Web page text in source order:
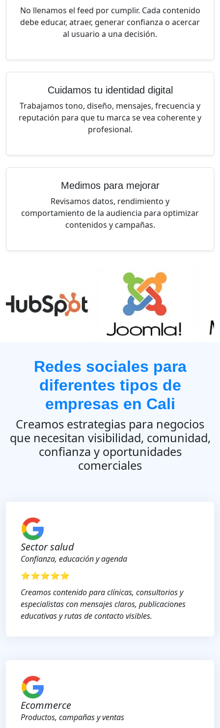
No llenamos el feed por cumplir. Cada contenido
debe educar, atraer, generar confianza o acercar
al usuario a una decisión.
Cuidamos tu identidad digital
Trabajamos tono, diseño, mensajes, frecuencia y
reputación para que tu marca se vea coherente y
profesional.
Medimos para mejorar
Revisamos datos, rendimiento y
comportamiento de la audiencia para optimizar
contenidos y campañas.
Redes sociales para
diferentes tipos de
empresas en Cali
Creamos estrategias para negocios
que necesitan visibilidad, comunidad,
confianza y oportunidades
comerciales
Sector salud
Confianza, educación y agenda
⭐⭐⭐⭐⭐
Creamos contenido para clínicas, consultorios y
especialistas con mensajes claros, publicaciones
educativas y rutas de contacto visibles.
Ecommerce
Productos, campañas y ventas